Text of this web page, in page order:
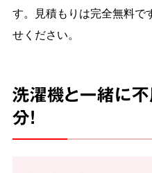
す。見積もりは完全無料で
せください。
洗濯機と一緒に
分！